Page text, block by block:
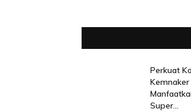
Perkuat
Super...